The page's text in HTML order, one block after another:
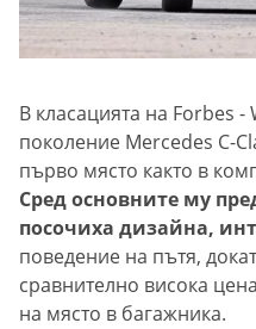
В класацията на Forbes
поколение Mercedes C-
първо място както в
Сред основните му
посочиха дизайна,
поведение на пътя,
сравнително висока
на място в багажника.